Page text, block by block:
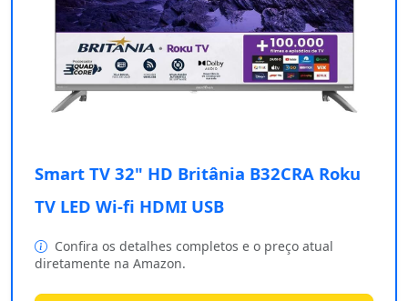
Smart TV 32" HD Britânia B32CRA Roku
TV LED Wi-fi HDMI USB
Confira os detalhes completos e o preço atual
diretamente na Amazon.